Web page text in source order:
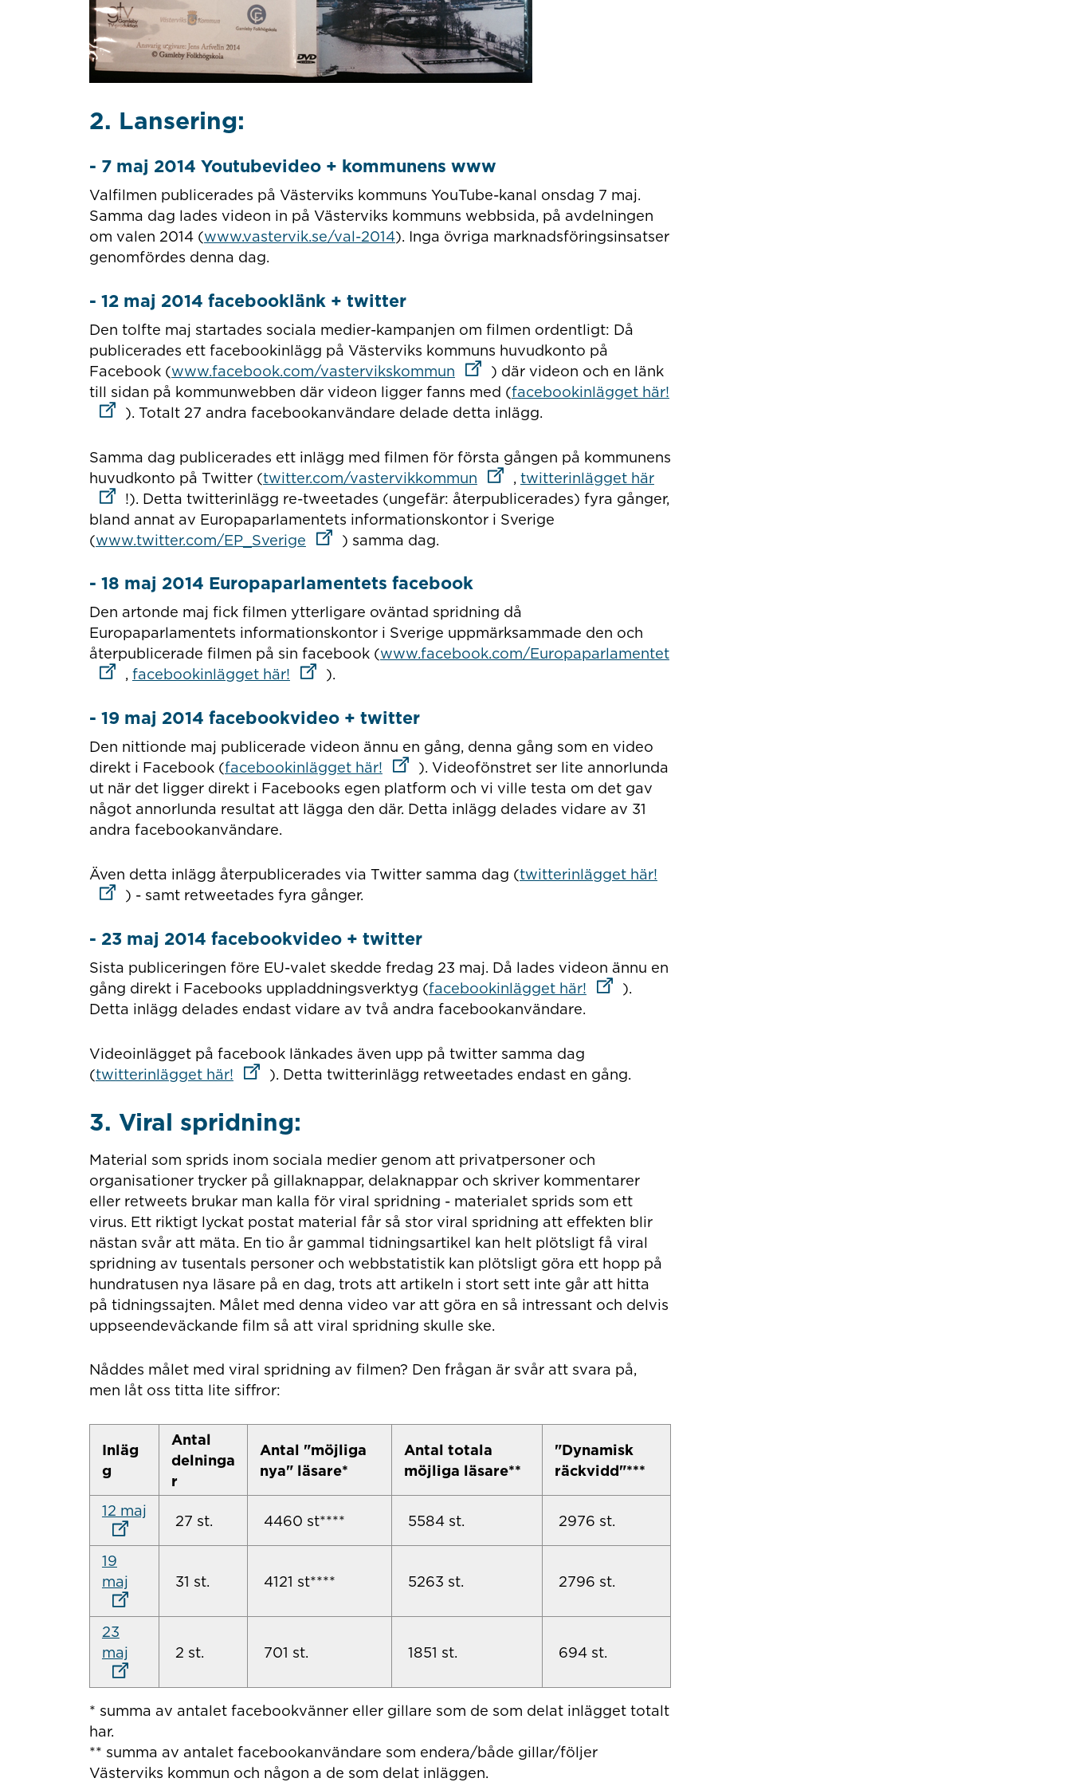
2. Lansering:
- 7 maj 2014 Youtubevideo + kommunens www
Valfilmen publicerades på Västerviks kommuns YouTube-kanal onsdag 7 maj.
Samma dag lades videon in på Västerviks kommuns webbsida, på avdelningen
om valen 2014 (www.vastervik.se/val-2014). Inga övriga marknadsföringsinsatser
genomfördes denna dag.
- 12 maj 2014 facebooklänk + twitter
Den tolfte maj startades sociala medier-kampanjen om filmen ordentligt: Då
publicerades ett facebookinlägg på Västerviks kommuns huvudkonto på
Facebook (www.facebook.com/vastervikskommunLänk till annan webbplats
) där videon och en länk
till sidan på kommunwebben där videon ligger fanns med (facebookinlägget här!Länk till annan webbplats
). Totalt 27 andra facebookanvändare delade detta inlägg.
Samma dag publicerades ett inlägg med filmen för första gången på kommunens
huvudkonto på Twitter (twitter.com/vastervikkommunLänk till annan webbplats
, twitterinlägget härLänk till annan webbplats
!). Detta twitterinlägg re-tweetades (ungefär: återpublicerades) fyra gånger,
bland annat av Europaparlamentets informationskontor i Sverige
(www.twitter.com/EP_SverigeLänk till annan webbplats
) samma dag.
- 18 maj 2014 Europaparlamentets facebook
Den artonde maj fick filmen ytterligare oväntad spridning då
Europaparlamentets informationskontor i Sverige uppmärksammade den och
återpublicerade filmen på sin facebook (www.facebook.com/EuropaparlamentetLänk till annan webbplats
, facebookinlägget här!Länk till annan webbplats
).
- 19 maj 2014 facebookvideo + twitter
Den nittionde maj publicerade videon ännu en gång, denna gång som en video
direkt i Facebook (facebookinlägget här!Länk till annan webbplats
). Videofönstret ser lite annorlunda
ut när det ligger direkt i Facebooks egen platform och vi ville testa om det gav
något annorlunda resultat att lägga den där. Detta inlägg delades vidare av 31
andra facebookanvändare.
Även detta inlägg återpublicerades via Twitter samma dag (twitterinlägget här!Länk till annan webbplats
) - samt retweetades fyra gånger.
- 23 maj 2014 facebookvideo + twitter
Sista publiceringen före EU-valet skedde fredag 23 maj. Då lades videon ännu en
gång direkt i Facebooks uppladdningsverktyg (facebookinlägget här!Länk till annan webbplats
).
Detta inlägg delades endast vidare av två andra facebookanvändare.
Videoinlägget på facebook länkades även upp på twitter samma dag
(twitterinlägget här!Länk till annan webbplats
). Detta twitterinlägg retweetades endast en gång.
3. Viral spridning:
Material som sprids inom sociala medier genom att privatpersoner och
organisationer trycker på gillaknappar, delaknappar och skriver kommentarer
eller retweets brukar man kalla för viral spridning - materialet sprids som ett
virus. Ett riktigt lyckat postat material får så stor viral spridning att effekten blir
nästan svår att mäta. En tio år gammal tidningsartikel kan helt plötsligt få viral
spridning av tusentals personer och webbstatistik kan plötsligt göra ett hopp på
hundratusen nya läsare på en dag, trots att artikeln i stort sett inte går att hitta
på tidningssajten. Målet med denna video var att göra en så intressant och delvis
uppseendeväckande film så att viral spridning skulle ske.
Nåddes målet med viral spridning av filmen? Den frågan är svår att svara på,
men låt oss titta lite siffror:
Inläg
g
Antal
delninga
r
Antal "möjliga
nya" läsare*
Antal totala
möjliga läsare**
"Dynamisk
räckvidd"***
12 majLänk till annan webbplats
27 st. 4460 st**** 5584 st. 2976 st.
19
majLänk till annan webbplats
31 st. 4121 st**** 5263 st. 2796 st.
23
majLänk till annan webbplats
2 st. 701 st. 1851 st. 694st.
* summa av antalet facebookvänner eller gillare som de som delat inlägget totalt
har.
** summa av antalet facebookanvändare som endera/både gillar/följer
Västerviks kommun och någon a de som delat inläggen.